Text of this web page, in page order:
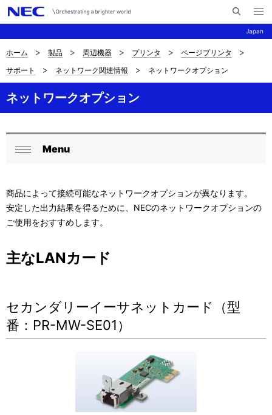
Japan
イ
メ
ニ
ュ
ナ
ビ
ゲ
ー
シ
サ
イ
ト
の
在
位
を
示
し
ホーム 製品 周辺機器 プリンタ
ページプリンタ
サポート
ネットワーク関連情報 ネットワークオプション
ネットワークオプション
ロ
カ
ル
ビ
ー
シ
る
Menu
商品によって接続可能なネットワークオプションが異なります。
安定した出力結果を得るために、NECのネットワークオプションの
ご使用をおすすめします。
主なLANカード
セカンダリーイーサネットカード（型
番：PR-MW-SE01）